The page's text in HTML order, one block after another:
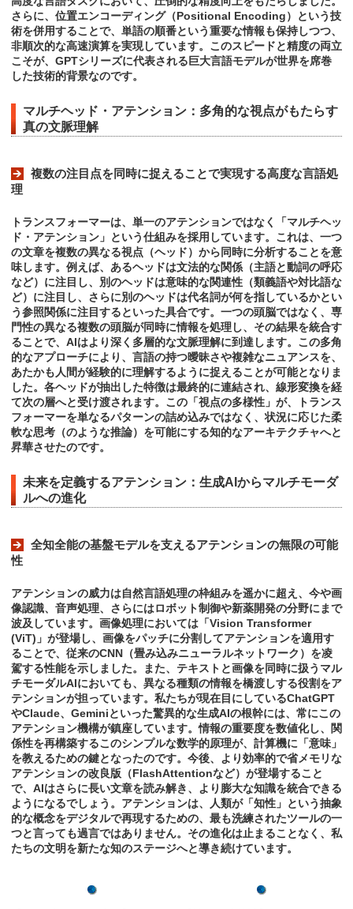
さらに、位置エンコーディング（Positional Encoding）という技
術を併用することで、単語の順番という重要な情報も保持しつつ、
非順次的な高速演算を実現しています。このスピードと精度の両立
こそが、GPTシリーズに代表される巨大言語モデルが世界を席巻
した技術的背景なのです。
マルチヘッド・アテンション：多角的な視点がもたらす
真の文脈理解
複数の注目点を同時に捉えることで実現する高度な言語処
理
トランスフォーマーは、単一のアテンションではなく「マルチヘッ
ド・アテンション」という仕組みを採用しています。これは、一つ
の文章を複数の異なる視点（ヘッド）から同時に分析することを意
味します。例えば、あるヘッドは文法的な関係（主語と動詞の呼応
など）に注目し、別のヘッドは意味的な関連性（類義語や対比語な
ど）に注目し、さらに別のヘッドは代名詞が何を指しているかとい
う参照関係に注目するといった具合です。一つの頭脳ではなく、専
門性の異なる複数の頭脳が同時に情報を処理し、その結果を統合す
ることで、AIはより深く多層的な文脈理解に到達します。この多角
的なアプローチにより、言語の持つ曖昧さや複雑なニュアンスを、
あたかも人間が経験的に理解するように捉えることが可能となりま
した。各ヘッドが抽出した特徴は最終的に連結され、線形変換を経
て次の層へと受け渡されます。この「視点の多様性」が、トランス
フォーマーを単なるパターンの詰め込みではなく、状況に応じた柔
軟な思考（のような推論）を可能にする知的なアーキテクチャへと
昇華させたのです。
未来を定義するアテンション：生成AIからマルチモーダ
ルへの進化
全知全能の基盤モデルを支えるアテンションの無限の可能
性
アテンションの威力は自然言語処理の枠組みを遥かに超え、今や画
像認識、音声処理、さらにはロボット制御や新薬開発の分野にまで
波及しています。画像処理においては「Vision Transformer
(ViT)」が登場し、画像をパッチに分割してアテンションを適用す
ることで、従来のCNN（畳み込みニューラルネットワーク）を凌
駕する性能を示しました。また、テキストと画像を同時に扱うマル
チモーダルAIにおいても、異なる種類の情報を橋渡しする役割をア
テンションが担っています。私たちが現在目にしているChatGPT
やClaude、Geminiといった驚異的な生成AIの根幹には、常にこの
アテンション機構が鎮座しています。情報の重要度を数値化し、関
係性を再構築するこのシンプルな数学的原理が、計算機に「意味」
を教えるための鍵となったのです。今後、より効率的で省メモリな
アテンションの改良版（FlashAttentionなど）が登場すること
で、AIはさらに長い文章を読み解き、より膨大な知識を統合できる
ようになるでしょう。アテンションは、人類が「知性」という抽象
的な概念をデジタルで再現するための、最も洗練されたツールの一
つと言っても過言ではありません。その進化は止まることなく、私
たちの文明を新たな知のステージへと導き続けています。